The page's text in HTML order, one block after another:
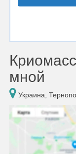
мной
Украина,